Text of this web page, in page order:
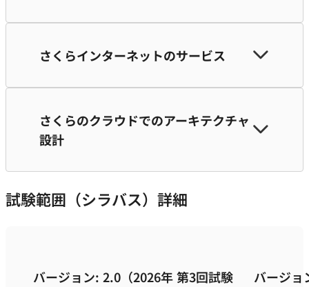
さくらインターネットのサービス
さくらのクラウドでのアーキテクチャ
設計
試験範囲（シラバス）詳細
バージョン: 2.0（2026年 第3回試験
バージョ